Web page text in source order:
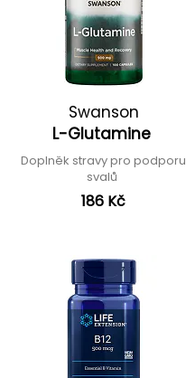
Swanson
L-Glutamine
Doplněk stravy pro podporu
svalů
186 Kč